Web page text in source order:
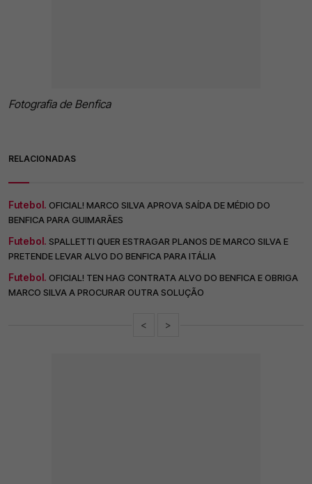
Fotografia de Benfica
RELACIONADAS
Futebol. OFICIAL! MARCO SILVA APROVA SAÍDA DE MÉDIO DO
BENFICA PARA GUIMARÃES
Futebol. SPALLETTI QUER ESTRAGAR PLANOS DE MARCO SILVA E
PRETENDE LEVAR ALVO DO BENFICA PARA ITÁLIA
Futebol. OFICIAL! TEN HAG CONTRATA ALVO DO BENFICA E OBRIGA
MARCO SILVA A PROCURAR OUTRA SOLUÇÃO
< >